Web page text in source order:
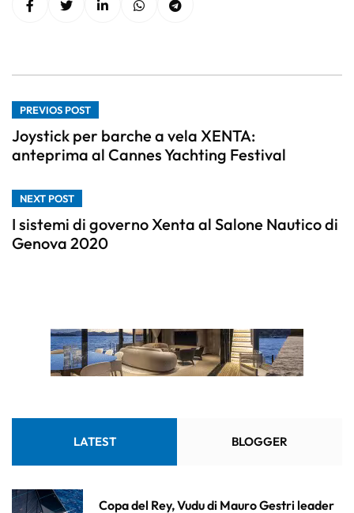
PREVIOS POST
Joystick per barche a vela XENTA:
anteprima al Cannes Yachting Festival
NEXT POST
I sistemi di governo Xenta al Salone Nautico di
Genova 2020
LATEST BLOGGER
Copa del Rey, Vudu di Mauro Gestri leader